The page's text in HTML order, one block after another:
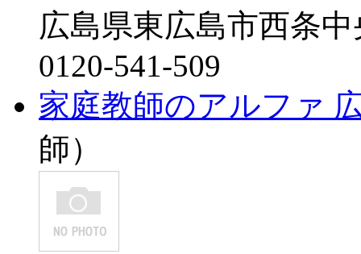
広島県東広島市西条中
0120-541-509
家庭教師のアルファ
師）